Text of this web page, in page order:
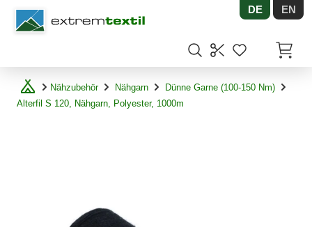
Shopware DE EN
Nähzubehör Nähgarn
Dünne Garne (100-150 Nm)
Alterfil S 120, Nähgarn, Polyester, 1000m